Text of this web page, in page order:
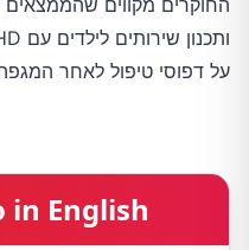
החוקרים מקווים שהממצאים
על דפוסי טיפול לאחר
in English